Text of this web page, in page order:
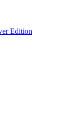
Edition